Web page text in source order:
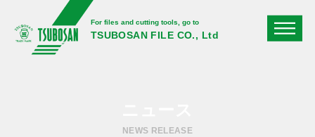
For files and cutting tools, go to
TSUBOSAN FILE CO., Ltd
NEWS RELEASE